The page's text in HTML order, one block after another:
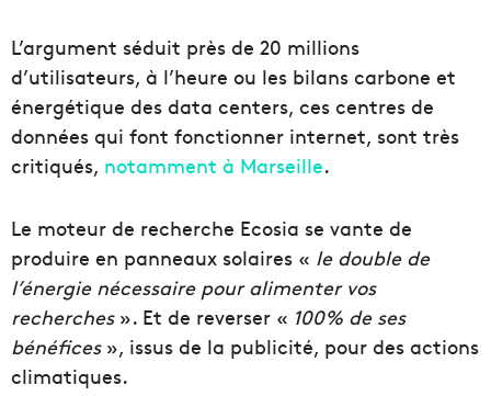
L’argument séduit près de 20 millions
d’utilisateurs, à l’heure ou les bilans carbone et
énergétique des data centers, ces centres de
données qui font fonctionner internet, sont très
critiqués, notamment à Marseille.
Le moteur de recherche Ecosia se vante de
produire en panneaux solaires « le double de
l’énergie nécessaire pour alimenter vos
recherches». Et de reverser « 100% de ses
bénéfices», issus de la publicité, pour des actions
climatiques.